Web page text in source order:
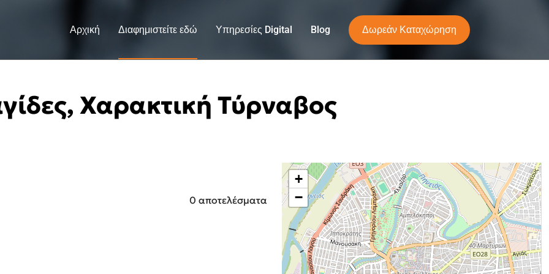
Αρχική Διαφημιστείτε εδώ Υπηρεσίες Digital Blog Δωρεάν Καταχώρηση
Χαρακτική Τύρναβος
0 αποτελέσματα
+
−